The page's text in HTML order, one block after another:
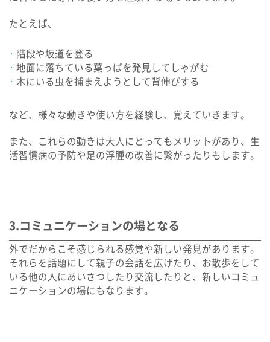
たとえば、
階段や坂道を登る
地面に落ちている葉っぱを発見してしゃがむ
木にいる虫を捕まえようとして背伸びする
など、様々な動きや使い方を経験し、覚えていきます。
また、これらの動きは大人にとってもメリットがあり、生
活習慣病の予防や足の浮腫の改善に繋がったりもします。
3.コミュニケーションの場となる
外でだからこそ感じられる感覚や新しい発見があります。
それらを話題にして親子の会話を広げたり、お散歩をして
いる他の人にあいさつしたり交流したりと、新しいコミュ
ニケーションの場にもなります。